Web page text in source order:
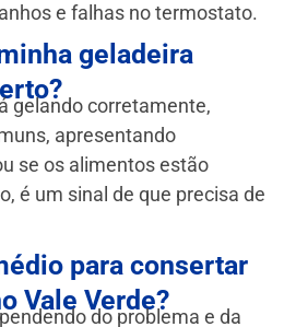
e falhas no termostato.
geladeira
gelando corretamente,
apresentando
se os alimentos estão
é um sinal de que precisa de
para consertar
Vale Verde?
do problema e da